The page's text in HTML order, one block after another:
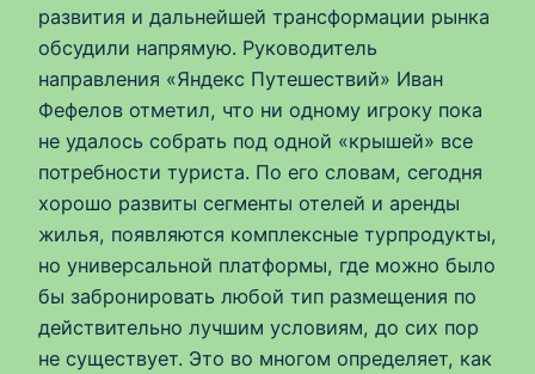
развития и дальнейшей трансформации рынка
обсудили напрямую. Руководитель
направления «Яндекс Путешествий» Иван
Фефелов отметил, что ни одному игроку пока
не удалось собрать под одной «крышей» все
потребности туриста. По его словам, сегодня
хорошо развиты сегменты отелей и аренды
жилья, появляются комплексные турпродукты,
но универсальной платформы, где можно было
бы забронировать любой тип размещения по
действительно лучшим условиям, до сих пор
не существует. Это во многом определяет, как